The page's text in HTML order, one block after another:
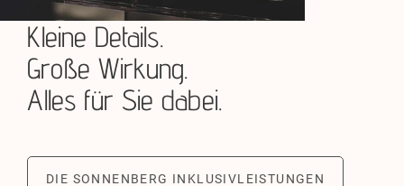
Kleine Details.
Große Wirkung.
Alles für Sie dabei.
DIE SONNENBERG INKLUSIVLEISTUNGEN